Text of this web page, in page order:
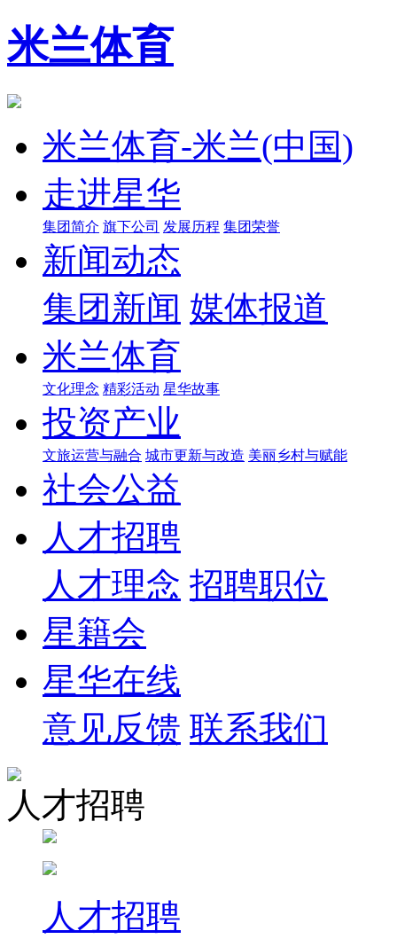
米兰体育
米兰体育-米兰(中国)
走进星华
集团简介 旗下公司 发展历程 集团荣誉
新闻动态
集团新闻 媒体报道
米兰体育
文化理念 精彩活动 星华故事
投资产业
文旅运营与融合 城市更新与改造 美丽乡村与赋能
社会公益
人才招聘
人才理念 招聘职位
星籍会
星华在线
意见反馈 联系我们
人才招聘
人才招聘